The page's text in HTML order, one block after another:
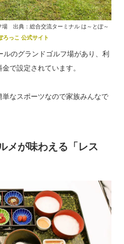
場 出典：総合交流ターミナル は～とぽ～
ろっこ 公式サイト
のグランドゴルフ場があり、利
で設定されています。
なスポーツなので家族みんなで
メが味わえる「レス